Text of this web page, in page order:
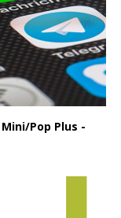
Mini/Pop Plus -